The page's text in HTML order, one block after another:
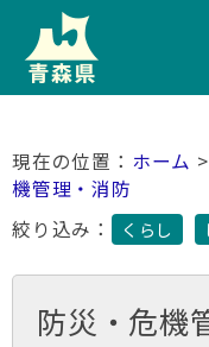
ホーム >
機管理・消防
絞り込み：
くらし
防災・危機